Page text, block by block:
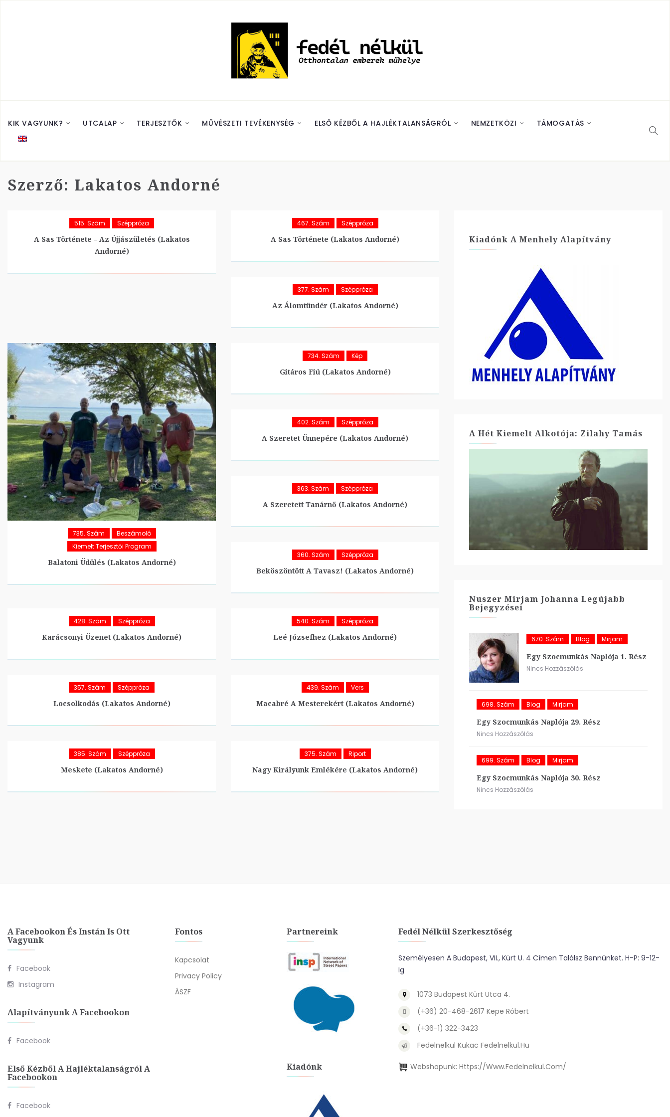
KIK VAGYUNK? UTCALAP TERJESZTŐK MŰVÉSZETI TEVÉKENYSÉG ELSŐ KÉZBŐL A HAJLÉKTALANSÁGRÓL NEMZETKÖZI TÁMOGATÁS
Szerző: Lakatos Andorné
515. Szám Széppróza
A Sas Története – Az Újjászületés (Lakatos
Andorné)
467. Szám Széppróza
A Sas Története (Lakatos Andorné)
377. Szám Széppróza
Az Álomtündér (Lakatos Andorné)
735. Szám
Beszámoló
Kiemelt Terjesztői Program
Balatoni Üdülés (Lakatos Andorné)
734. Szám Kép
Gitáros Fiú (Lakatos Andorné)
402. Szám Széppróza
A Szeretet Ünnepére (Lakatos Andorné)
363. Szám Széppróza
A Szeretett Tanárnő (Lakatos Andorné)
360. Szám Széppróza
Beköszöntött A Tavasz! (Lakatos Andorné)
428. Szám Széppróza
Karácsonyi Üzenet (Lakatos Andorné)
540. Szám Széppróza
Leé Józsefhez (Lakatos Andorné)
357. Szám Széppróza
Locsolkodás (Lakatos Andorné)
439. Szám Vers
Macabré A Mesterekért (Lakatos Andorné)
385. Szám Széppróza
Meskete (Lakatos Andorné)
375. Szám Riport
Nagy Királyunk Emlékére (Lakatos Andorné)
Kiadónk A Menhely Alapítvány
A Hét Kiemelt Alkotója: Zilahy Tamás
Nuszer Mirjam Johanna Legújabb
Bejegyzései
670. Szám Blog Mirjam
Egy Szocmunkás Naplója 1. Rész
Nincs Hozzászólás
698. Szám Blog Mirjam
Egy Szocmunkás Naplója 29. Rész
Nincs Hozzászólás
699. Szám Blog Mirjam
Egy Szocmunkás Naplója 30. Rész
Nincs Hozzászólás
A Facebookon És Instán Is Ott
Vagyunk
Facebook
Instagram
Alapítványunk A Facebookon
Facebook
Első Kézből A Hajléktalanságról A
Facebookon
Facebook
Fontos
Kapcsolat
Privacy Policy
ÁSZF
Partnereink
Kiadónk
Fedél Nélkül Szerkesztőség
Személyesen A Budapest, VII., Kürt U. 4 Címen Találsz Bennünket. H-P: 9-12-
Ig
1073 Budapest Kürt Utca 4.
(+36) 20-468-2617 Kepe Róbert
(+36-1) 322-3423
Fedelnelkul Kukac Fedelnelkul.hu
Webshopunk: Https://www.fedelnelkul.com/